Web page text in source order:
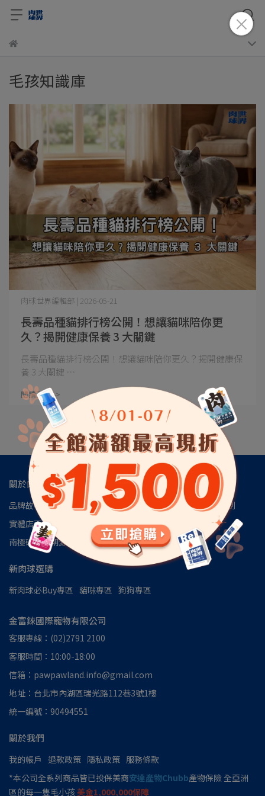
毛孩知識庫
長壽品種貓排行榜公開！想讓貓咪陪你更
久？揭開健康保養 3 大關鍵
肉球世界編輯部 | 2026-05-21
長壽品種貓排行榜公開！想讓貓咪陪你更久？揭開健康保
養 3 大關鍵 ⋯
閱讀更多 ->
關於肉球
品牌故事 肉球會員專區 肉球世界官方LINE 肉球世界訂閱制
實體店面 安心檢驗報告 認識磷蝦油
南極磷蝦油朔源│南極洲48區 見證推薦
新肉球選購
新肉球必Buy專區 貓咪專區 狗狗專區
金富錸國際寵物有限公司
客服專線：(02)2791 2100
客服時間：10:00-18:00
信箱：pawpawland.info@gmail.com
地址：台北市內湖區瑞光路112巷3號1樓
統一編號：90494551
關於我們
我的帳戶 退款政策 隱私政策 服務條款
*本公司全系列商品皆已投保美商安達產物Chubb產物保險 全亞洲
區的每一隻毛小孩美金1,000,000保障